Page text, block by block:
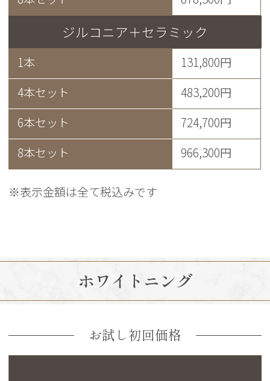
ジルコニア＋セラミック
1本
131,800円
4本セット
483,200円
6本セット
724,700円
8本セット
966,300円
※表示金額は全て税込みです
ホワイトニング
お試し初回価格